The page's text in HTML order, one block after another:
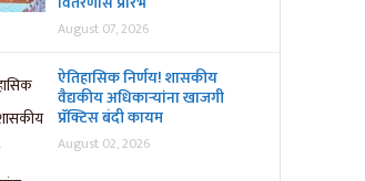
August 07, 2026
ऐतिहासिक निर्णय! शासकीय
वैद्यकीय अधिकाऱ्यांना खाजगी
प्रॅक्टिस बंदी कायम
August 02, 2026